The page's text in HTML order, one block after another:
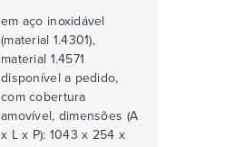
em aço inoxidável
(material 1.4301),
material 1.4571
disponível a pedido,
com cobertura
amovível, dimensões (A
x L x P): 1043 x 254 x